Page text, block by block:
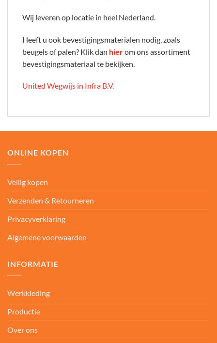
Wij leveren op locatie in heel Nederland.
Heeft u ook bevestigingsmaterialen nodig, zoals
beugels of palen? Klik dan hierom ons assortiment
bevestigingsmateriaal te bekijken.
United Wegwijs in Infra B.V.
ONLINE KOPEN
Veilig kopen
Verzenden & Retourneren
Privacyverklaring
Algemene voorwaarden
INFORMATIE
Werkkleding
Productie
Over ons